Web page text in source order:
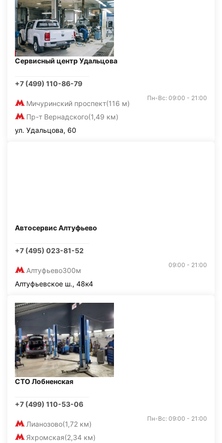
Сервисный центр Удальцова
+7 (499) 110-86-79
Мичуринский проспект(116 м)
Пр-т Вернадского(1,49 км)
Пн-Вс: 09:00 - 21:00
ул. Удальцова, 60
Автосервис Алтуфьево
+7 (495) 023-81-52
Алтуфьево300м
09:00 - 21:00
Алтуфьевское ш., 48к4
СТО Лобненская
+7 (499) 110-53-06
Лианозово(1,72 км)
Яхромская(2,34 км)
Пн-Вс: 09:00 - 21:00